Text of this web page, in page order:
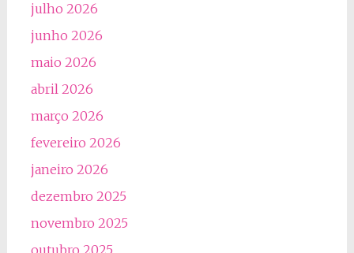
julho 2026
junho 2026
maio 2026
abril 2026
março 2026
fevereiro 2026
janeiro 2026
dezembro 2025
novembro 2025